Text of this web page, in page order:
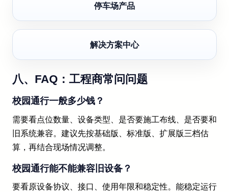
停车场产品
解决方案中心
八、FAQ：工程商常问问题
校园通行一般多少钱？
需要看点位数量、设备类型、是否要施工布线、是否要和
旧系统兼容。建议先按基础版、标准版、扩展版三档估
算，再结合现场情况调整。
校园通行能不能兼容旧设备？
要看原设备协议、接口、使用年限和稳定性。能稳定运行